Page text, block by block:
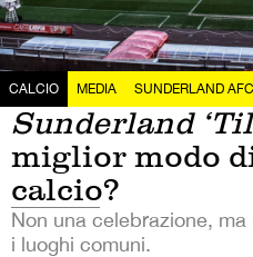
CALCIO MEDIA SUNDERLAND AFC
Sunderland
miglior modo
calcio?
Non una celebrazione,
i luoghi comuni.